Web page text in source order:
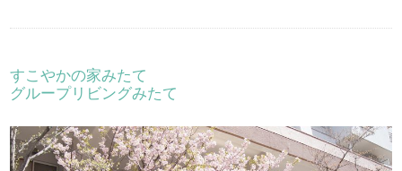
すこやかの家みたて
グループリビングみたて